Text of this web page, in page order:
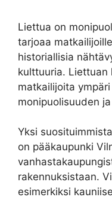
Liettua on
tarjoaa
historiallisia
kulttuuria.
matkailijoita
monipuolisuuden
Yksi
on pääkaupunki
rakennuksistaan.
esimerkiksi